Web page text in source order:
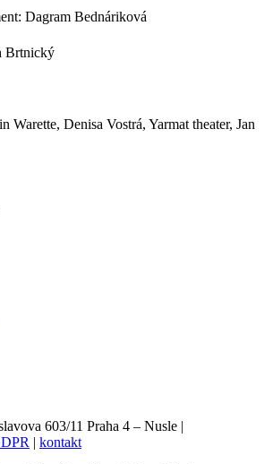
Dagram Bednáriková
Brtnický
Warette, Denisa Vostrá, Yarmat theater, Jan
603/11 Praha 4 – Nusle |
| kontakt